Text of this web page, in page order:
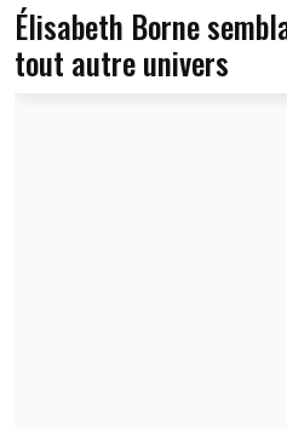
Élisabeth Borne
tout autre univers